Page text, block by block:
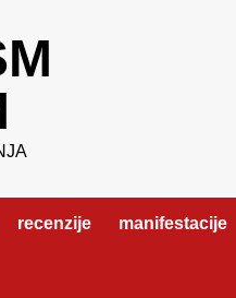
recenzije manifestacije